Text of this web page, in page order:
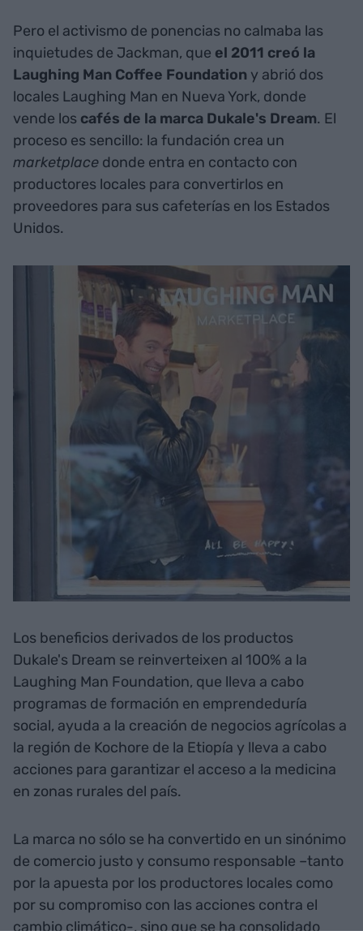
Pero el activismo de ponencias no calmaba las
inquietudes de Jackman, que el 2011 creó la
Laughing Man Coffee Foundation y abrió dos
locales Laughing Man en Nueva York, donde
vende los cafés de la marca Dukale's Dream. El
proceso es sencillo: la fundación crea un
marketplace donde entra en contacto con
productores locales para convertirlos en
proveedores para sus cafeterías en los Estados
Unidos.
Los beneficios derivados de los productos
Dukale's Dream se reinverteixen al 100% a la
Laughing Man Foundation, que lleva a cabo
programas de formación en emprendeduría
social, ayuda a la creación de negocios agrícolas a
la región de Kochore de la Etiopía y lleva a cabo
acciones para garantizar el acceso a la medicina
en zonas rurales del país.
La marca no sólo se ha convertido en un sinónimo
de comercio justo y consumo responsable –tanto
por la apuesta por los productores locales como
por su compromiso con las acciones contra el
cambio climático-, sino que se ha consolidado